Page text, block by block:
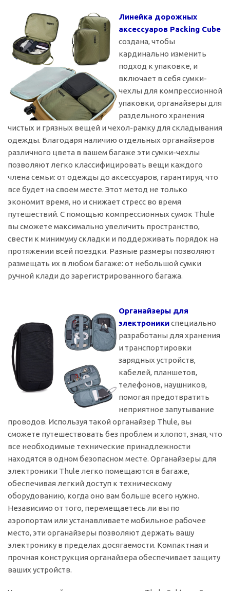
Линейка дорожных
аксессуаров Packing Cube
создана, чтобы
кардинально изменить
подход к упаковке, и
включает в себя сумки-
чехлы для компрессионной
упаковки, органайзеры для
раздельного хранения
чистых и грязных вещей и чехол-рамку для складывания
одежды. Благодаря наличию отдельных органайзеров
различного цвета в вашем багаже эти сумки-чехлы
позволяют легко классифицировать вещи каждого
члена семьи: от одежды до аксессуаров, гарантируя, что
все будет на своем месте. Этот метод не только
экономит время, но и снижает стресс во время
путешествий. С помощью компрессионных сумок Thule
вы сможете максимально увеличить пространство,
свести к минимуму складки и поддерживать порядок на
протяжении всей поездки. Разные размеры позволяют
размещать их в любом багаже: от небольшой сумки
ручной клади до зарегистрированного багажа.
Органайзеры для
электроникиспециально
разработаны для хранения
и транспортировки
зарядных устройств,
кабелей, планшетов,
телефонов, наушников,
помогая предотвратить
неприятное запутывание
проводов. Используя такой органайзер Thule, вы
сможете путешествовать без проблем и хлопот, зная, что
все необходимые технические принадлежности
находятся в одном безопасном месте. Органайзеры для
электроники Thule легко помещаются в багаже,
обеспечивая легкий доступ к техническому
оборудованию, когда оно вам больше всего нужно.
Независимо от того, перемещаетесь ли вы по
аэропортам или устанавливаете мобильное рабочее
место, эти органайзеры позволяют держать вашу
электронику в пределах досягаемости. Компактная и
прочная конструкция органайзера обеспечивает защиту
ваших устройств.